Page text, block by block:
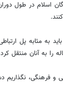
اسلام در طول
به مثابه پل
را به آنان منتقل
فرهنگی، نگذاریم